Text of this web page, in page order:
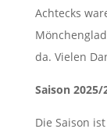
Achtecks
da. Vielen
Saison 2025/
Die Saison